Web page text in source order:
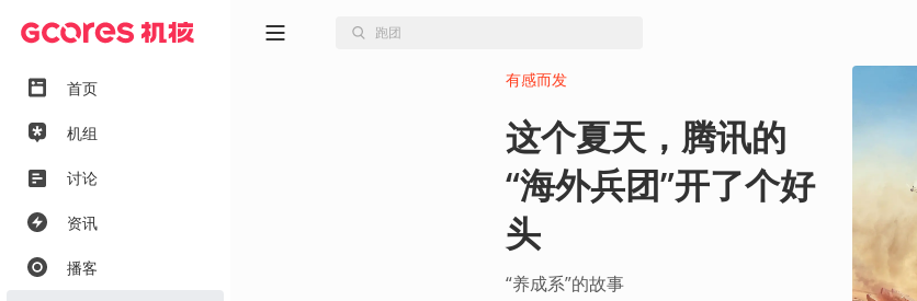
首页
机组
讨论
资讯
播客
有感而发
这个夏天，腾讯的
“海外兵团”开了个好
头
“养成系”的故事